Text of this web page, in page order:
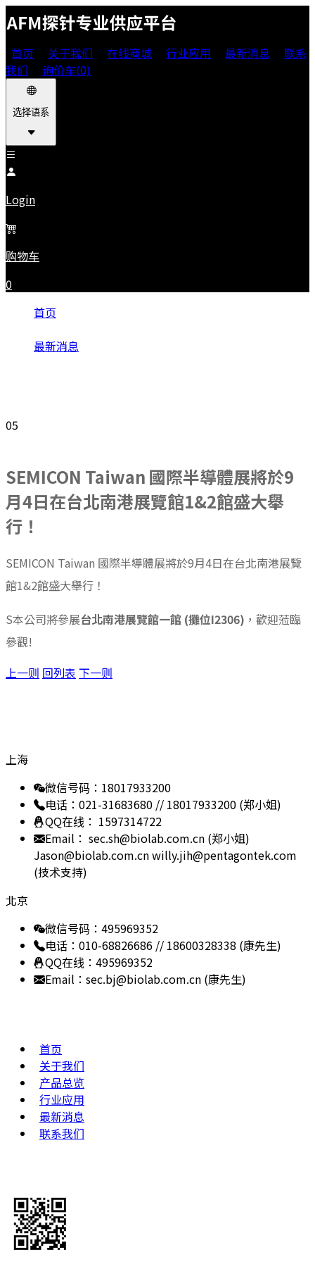
首页 关于我们 在线商城 行业应用 最新消息
联系
我们
询价车(0)
选择语系
Login
购物车
0
首页
最新消息
05
SEMICON Taiwan 國際半導體展將於9
月4日在台北南港展覽館1&2館盛大舉
行！
SEMICON Taiwan 國際半導體展將於9月4日在台北南港展覽
館1&2館盛大舉行！
S本公司將參展台北南港展覽館一館 (攤位I2306) ，歡迎蒞臨
參觀!
上一则 回列表 下一则
上海
微信号码：18017933200
电话：021-31683680 // 18017933200 (郑小姐)
QQ在线： 1597314722
Email： sec.sh@biolab.com.cn (郑小姐)
Jason@biolab.com.cnwilly.jih@pentagontek.com
(技术支持)
北京
微信号码：495969352
电话：010-68826686 // 18600328338 (康先生)
QQ在线：495969352
Email：sec.bj@biolab.com.cn (康先生)
首页
关于我们
产品总览
行业应用
最新消息
联系我们